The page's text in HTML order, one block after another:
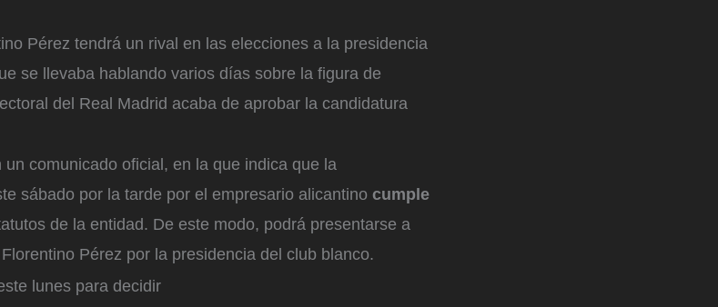
Pérez tendrá un rival en las elecciones a la presidencia
se llevaba hablando varios días sobre la figura de
del Real Madrid acaba de aprobar la candidatura
comunicado oficial, en la que indica que la
sábado por la tarde por el empresario alicantino cumple
de la entidad. De este modo, podrá presentarse a
Pérez por la presidencia del club blanco.
lunes para decidir